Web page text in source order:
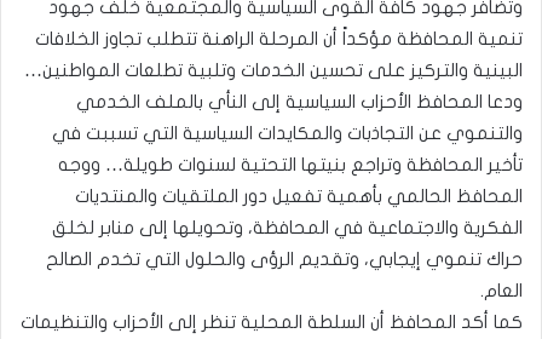
وتضافر جهود كافة القوى السياسية والمجتمعية خلف جهود
تنمية المحافظة مؤكداً أن المرحلة الراهنة تتطلب تجاوز الخلافات
البينية والتركيز على تحسين الخدمات وتلبية تطلعات المواطنين…
ودعا المحافظ الأحزاب السياسية إلى النأي بالملف الخدمي
والتنموي عن التجاذبات والمكايدات السياسية التي تسببت في
تأخير المحافظة وتراجع بنيتها التحتية لسنوات طويلة… ووجه
المحافظ الحالمي بأهمية تفعيل دور الملتقيات والمنتديات
الفكرية والاجتماعية في المحافظة، وتحويلها إلى منابر لخلق
حراك تنموي إيجابي، وتقديم الرؤى والحلول التي تخدم الصالح
العام.
كما أكد المحافظ أن السلطة المحلية تنظر إلى الأحزاب والتنظيمات